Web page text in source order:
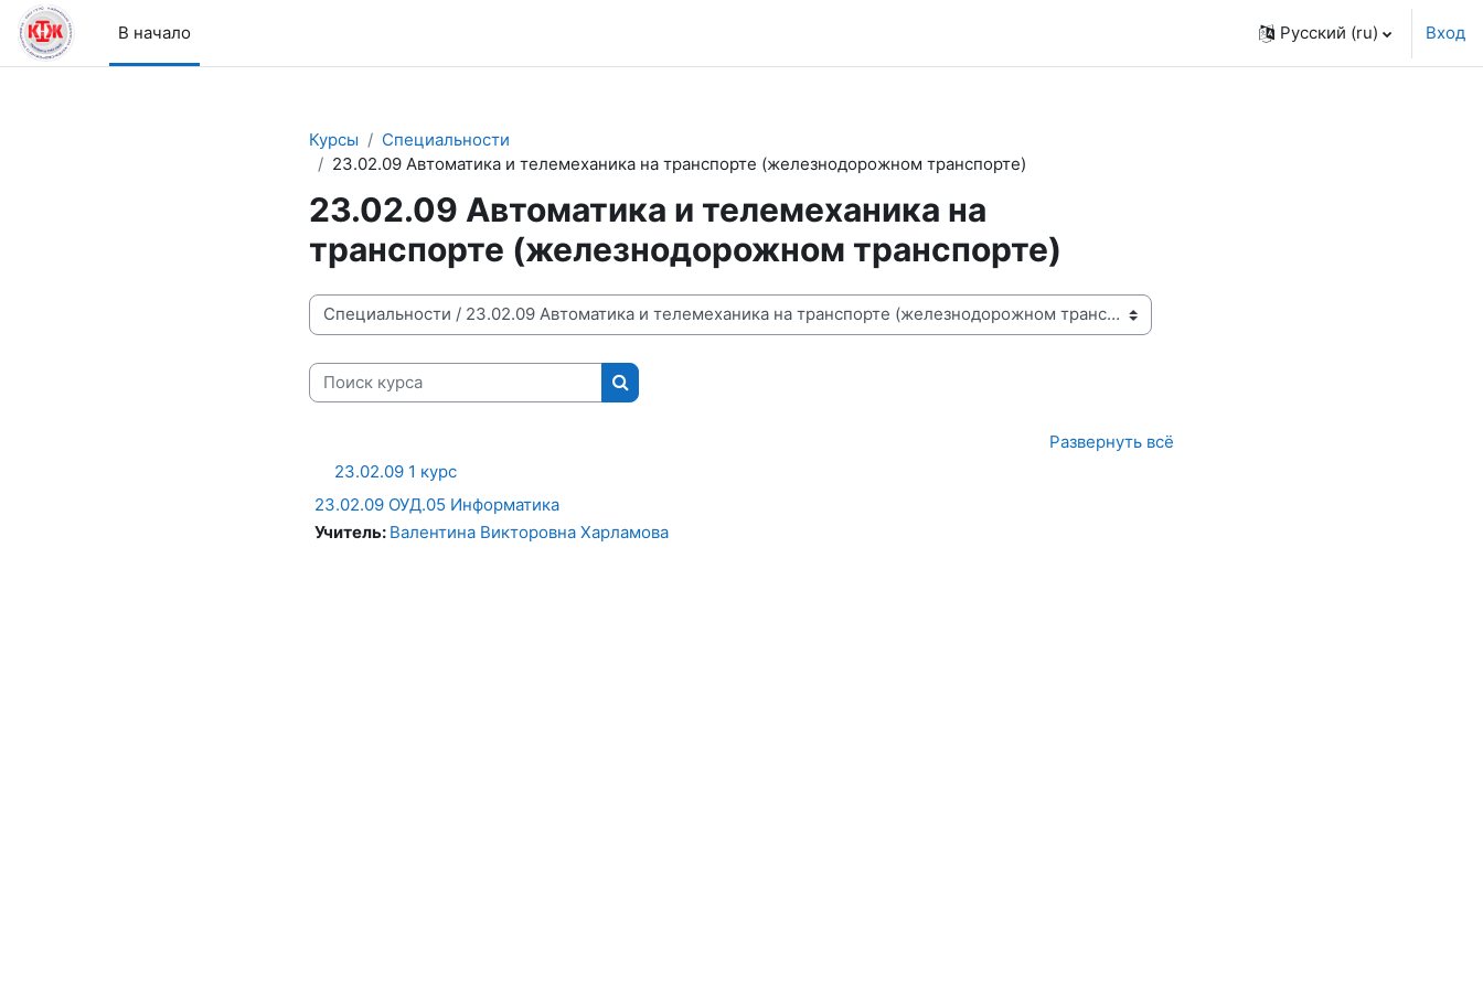
Перейти к основному содержанию
В начало
Русский ‎(ru)‎ Вход
Курсы
Специальности
23.02.09 Автоматика и телемеханика на транспорте (железнодорожном транспорте)
23.02.09 Автоматика и телемеханика на
транспорте (железнодорожном транспорте)
Категории курсов
Поиск курса
Поиск курса
Развернуть всё
23.02.09 1 курс
23.02.09 ОУД.05 Информатика
Учитель: Валентина Викторовна Харламова